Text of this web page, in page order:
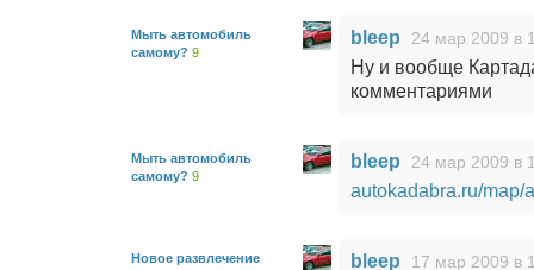
Мыть автомобиль
самому? 9
bleep 24 мар 2009 в
Ну и вообще
комментариями
Мыть автомобиль
самому? 9
bleep 24 мар 2009 в
autokadabra.ru/map/
Новое развлечение
bleep 17 мар 2009 в